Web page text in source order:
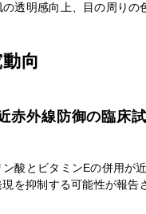
の透明感向上、目の周りの
向
赤外線防御の臨床
ン酸とビタミンEの併用が
を抑制する可能性が報告